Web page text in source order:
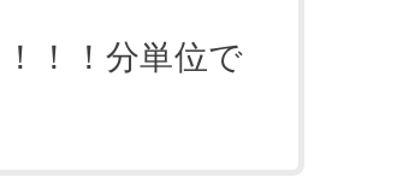
！！分単位で